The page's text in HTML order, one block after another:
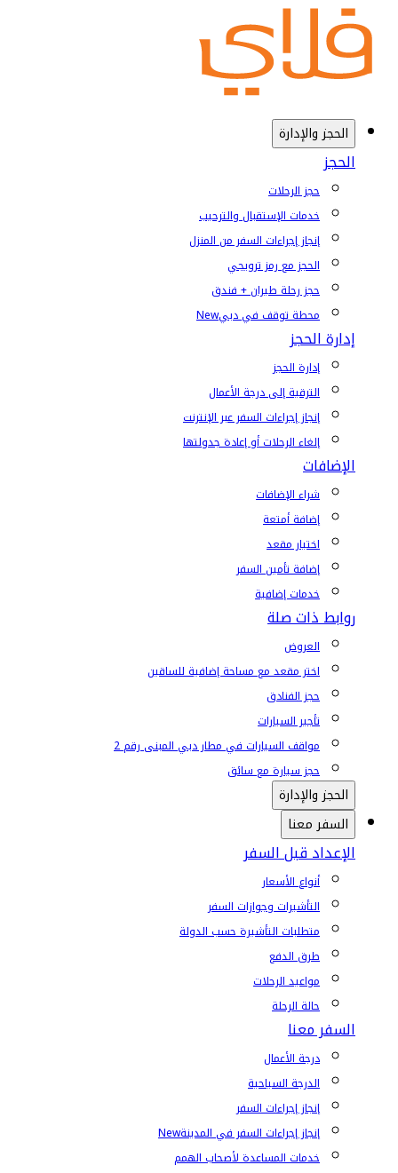
الحجز والإدارة
الحجز
حجز الرحلات
خدمات الإستقبال والترحيب
إنجاز إجراءات السفر من المنزل
الحجز مع رمز ترويجي
حجز رحلة طيران + فندق
محطة توقف في دبيNew
إدارة الحجز
إدارة الحجز
الترقية إلى درجة الأعمال
إنجاز إجراءات السفر عبر الإنترنت
إلغاء الرحلات أو إعادة جدولتها
الإضافات
شراء الإضافات
إضافة أمتعة
اختيار مقعد
إضافة تأمين السفر
خدمات إضافية
روابط ذات صلة
العروض
اختر مقعد مع مساحة إضافية للساقين
حجز الفنادق
تأجير السيارات
مواقف السيارات في مطار دبي المبنى رقم 2
حجز سيارة مع سائق
الحجز والإدارة
السفر معنا
الإعداد قبل السفر
أنواع الأسعار
التأشيرات وجوازات السفر
متطلبات التأشيرة حسب الدولة
طرق الدفع
مواعيد الرحلات
حالة الرحلة
السفر معنا
درجة الأعمال
الدرجة السياحية
إنجاز إجراءات السفر
إنجاز إجراءات السفر في المدينةNew
خدمات المساعدة لأصحاب الهمم